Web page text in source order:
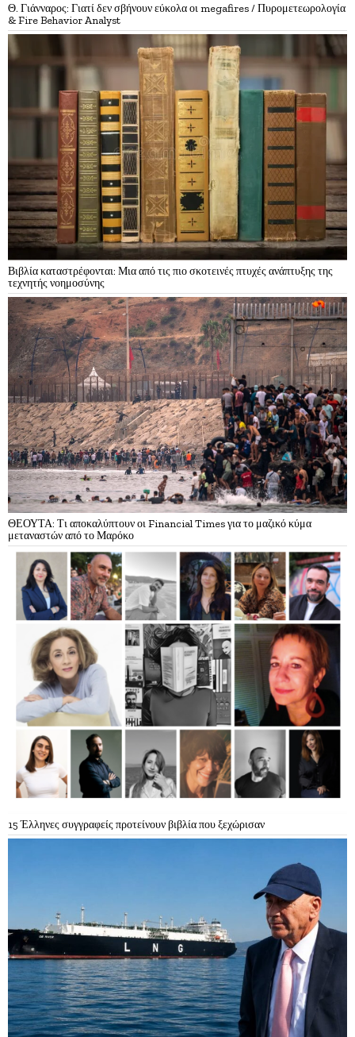
Θ. Γιάνναρος: Γιατί δεν σβήνουν εύκολα οι megafires / Πυρομετεωρολογία
& Fire Behavior Analyst
Βιβλία καταστρέφονται: Μια από τις πιο σκοτεινές πτυχές ανάπτυξης της
τεχνητής νοημοσύνης
ΘΕΟΥΤΑ: Τι αποκαλύπτουν οι Financial Times για το μαζικό κύμα
μεταναστών από το Μαρόκο
15 Έλληνες συγγραφείς προτείνουν βιβλία που ξεχώρισαν